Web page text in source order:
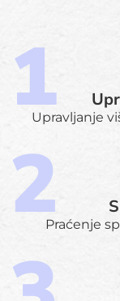
Upravljanje
Praćenje